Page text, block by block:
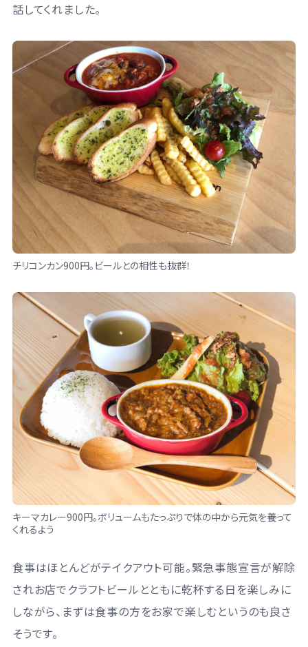
話してくれました。
チリコンカン900円。ビールとの相性も抜群！
キーマカレー900円。ボリュームもたっぷりで体の中から元気を養って
くれるよう
食事はほとんどがテイクアウト可能。緊急事態宣言が解除
されお店でクラフトビールとともに乾杯する日を楽しみに
しながら、まずは食事の方をお家で楽しむというのも良さ
そうです。